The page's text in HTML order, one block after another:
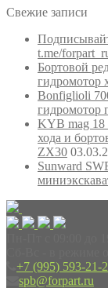
Свежие записи
t.me/
Бортовой
гидромотор
Bonfiglioli
гидромотор
KYB mag 18
хода и
ZX30
Sunward
+7 (995) 593-21-
spb@forpart.ru